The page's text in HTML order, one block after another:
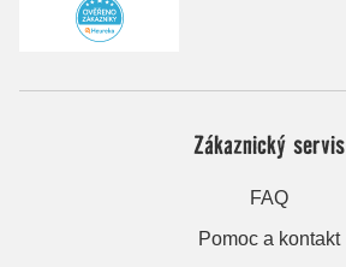
Zákaznický servis
FAQ
Pomoc a kontakt